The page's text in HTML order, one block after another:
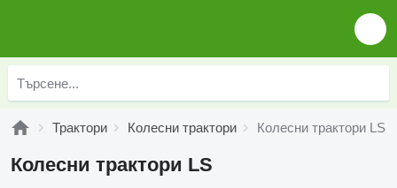
Трактори Колесни трактори Колесни трактори LS
Колесни трактори LS